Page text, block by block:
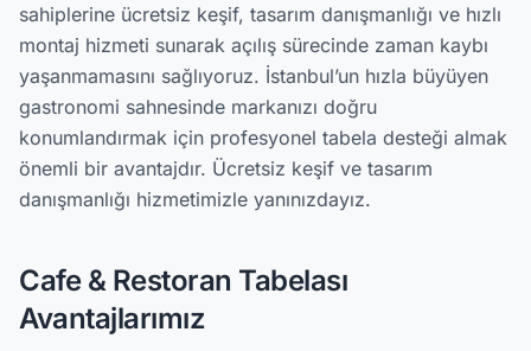
sahiplerine ücretsiz keşif, tasarım danışmanlığı ve hızlı
montaj hizmeti sunarak açılış sürecinde zaman kaybı
yaşanmamasını sağlıyoruz. İstanbul’un hızla büyüyen
gastronomi sahnesinde markanızı doğru
konumlandırmak için profesyonel tabela desteği almak
önemli bir avantajdır. Ücretsiz keşif ve tasarım
danışmanlığı hizmetimizle yanınızdayız.
Cafe & Restoran Tabelası
Avantajlarımız